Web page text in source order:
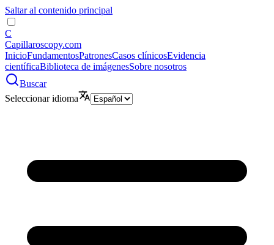
Saltar al contenido principal
C
Capillaroscopy.com
InicioFundamentosPatronesCasos clínicosEvidencia
científicaBiblioteca de imágenesSobre nosotros
Buscar
Seleccionar idioma